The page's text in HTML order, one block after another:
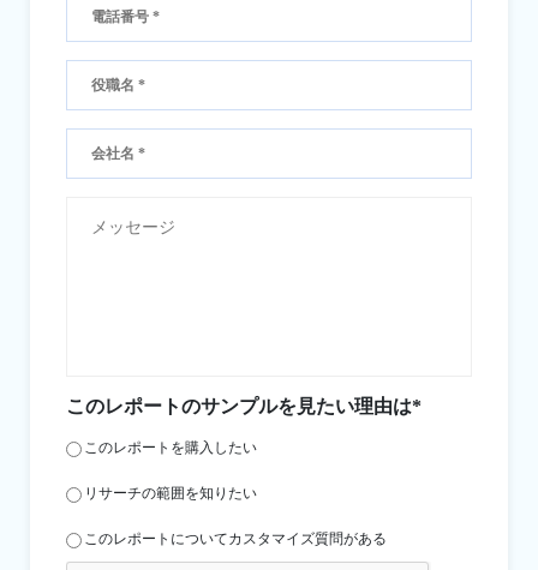
このレポートのサンプルを見たい理由は*
このレポートを購入したい
リサーチの範囲を知りたい
このレポートについてカスタマイズ質問がある